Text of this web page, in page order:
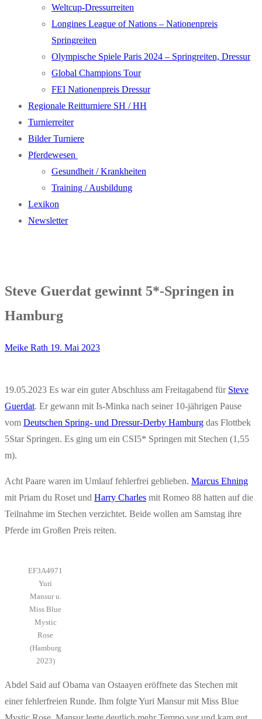
Weltcup-Dressurreiten
Longines League of Nations – Nationenpreis
Springreiten
Olympische Spiele Paris 2024 – Springreiten, Dressur
Global Champions Tour
FEI Nationenpreis Dressur
Regionale Reitturniere SH / HH
Turnierreiter
Bilder Turniere
Pferdewesen
Gesundheit / Krankheiten
Training / Ausbildung
Lexikon
Newsletter
Steve Guerdat gewinnt 5*-Springen in
Hamburg
Meike Rath 19. Mai 2023
19.05.2023 Es war ein guter Abschluss am Freitagabend für Steve
Guerdat. Er gewann mit Is-Minka nach seiner 10-jährigen Pause
vom Deutschen Spring- und Dressur-Derby Hamburg das Flottbek
5Star Springen. Es ging um ein CSI5* Springen mit Stechen (1,55
m).
Acht Paare waren im Umlauf fehlerfrei geblieben. Marcus Ehning
mit Priam du Roset und Harry Charles mit Romeo 88 hatten auf die
Teilnahme im Stechen verzichtet. Beide wollen am Samstag ihre
Pferde im Großen Preis reiten.
EF3A4971
Yuri
Mansur u.
Miss Blue
Mystic
Rose
(Hamburg
2023)
Abdel Said auf Obama van Ostaayen eröffnete das Stechen mit
einer fehlerfreien Runde. Ihm folgte Yuri Mansur mit Miss Blue